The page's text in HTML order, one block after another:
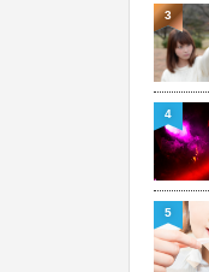
3
4
5